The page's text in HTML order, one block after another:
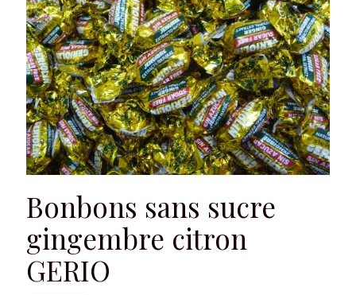
Bonbons sans sucre
gingembre citron
GERIO